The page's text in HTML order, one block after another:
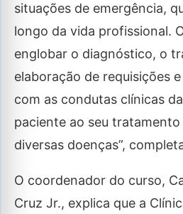
situações de emergência,
longo da vida profissional.
englobar o diagnóstico, o
elaboração de requisições
com as condutas clínicas
paciente ao seu tratamento
diversas doenças”,
O coordenador do curso,
Cruz Jr., explica que a